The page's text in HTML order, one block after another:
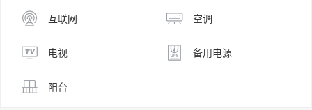
互联网 空调
电视 备用电源
阳台